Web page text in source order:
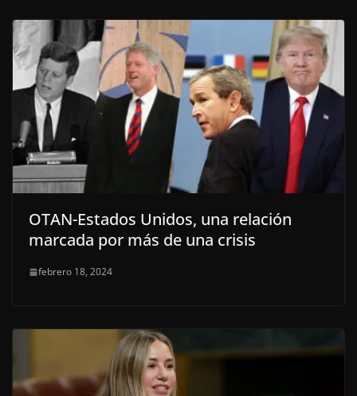
OTAN-Estados Unidos, una relación
marcada por más de una crisis
febrero 18, 2024